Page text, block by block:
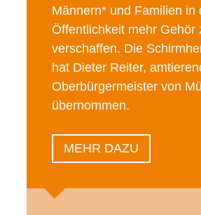
Männern* und Familien in
Öffentlichkeit mehr Gehör
verschaffen. Die
hat Dieter Reiter,
Oberbürgermeister von
übernommen.
MEHR DAZU